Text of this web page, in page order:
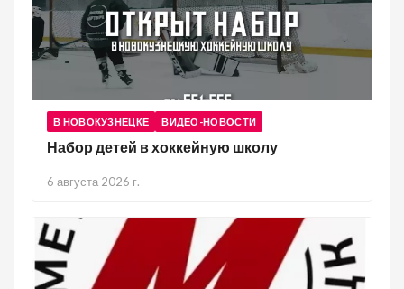
В НОВОКУЗНЕЦКЕ ВИДЕО-НОВОСТИ
Набор детей в хоккейную школу
6 августа 2026 г.